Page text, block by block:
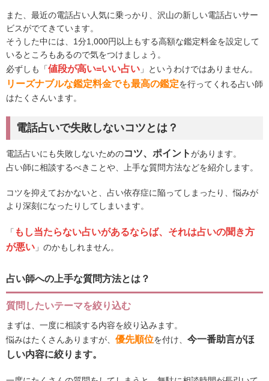
また、最近の電話占い人気に乗っかり、沢山の新しい電話占いサー
ビスがでてきています。
そうした中には、1分1,000円以上もする高額な鑑定料金を設定して
いるところもあるので気をつけましょう。
必ずしも「値段が高い=いい占い 」というわけではありません。
リーズナブルな鑑定料金でも最高の鑑定を行ってくれる占い師
はたくさんいます。
電話占いで失敗しないコツとは？
電話占いにも失敗しないためのコツ、ポイントがあります。
占い師に相談するべきことや、上手な質問方法などを紹介します。
コツを抑えておかないと、占い依存症に陥ってしまったり、悩みが
より深刻になったりしてしまいます。
「 もし当たらない占いがあるならば、それは占いの聞き方
が悪い 」のかもしれません。
占い師への上手な質問方法とは？
質問したいテーマを絞り込む
まずは、一度に相談する内容を絞り込みます。
悩みはたくさんありますが、 優先順位を付け、 今一番助言がほ
しい内容に絞ります。